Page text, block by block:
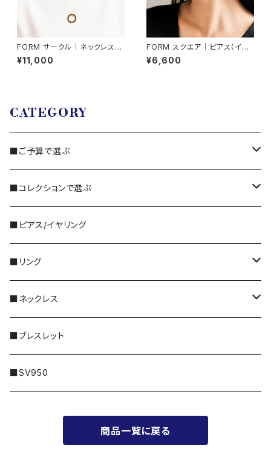
FORM サークル｜ネックレス
（ネックレス取り外し可能）
¥11,000
FORM スクエア｜ピアス（イヤ
リング交換可）
¥6,600
CATEGORY
■ご予算で選ぶ
3,000円～
5,000円～
10,000円〜
30,000円〜
50,000円〜
100,000円〜
300,000円〜
■コレクションで選ぶ
・国産ビーズ｜FORM
・天然石｜Gemstone
特別な｜Sleek
普段に｜Freedom
・天然石｜Twinkle
・メタル｜Amulet
■ピアス/イヤリング
■リング
シルバー
ゴールド
プラチナ
■ネックレス
14KGF
シルバー
■ブレスレット
■SV950
商品一覧に戻る